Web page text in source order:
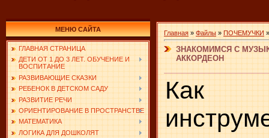
МЕНЮ САЙТА
ГЛАВНАЯ СТРАНИЦА
ДЕТИ ОТ 1 ДО 3 ЛЕТ. ОБУЧЕНИЕ И
ВОСПИТАНИЕ
РАЗВИВАЮЩИЕ СКАЗКИ
РЕБЕНОК В ДЕТСКОМ САДУ
РАЗВИТИЕ РЕЧИ
ОРИЕНТИРОВАНИЕ В ПРОСТРАНСТВЕ
МАТЕМАТИКА
ЛОГИКА ДЛЯ ДОШКОЛЯТ
Главная » Файлы » ПОЧЕМУЧКИ
ЗНАКОМИМСЯ С
АККОРДЕОН
Как